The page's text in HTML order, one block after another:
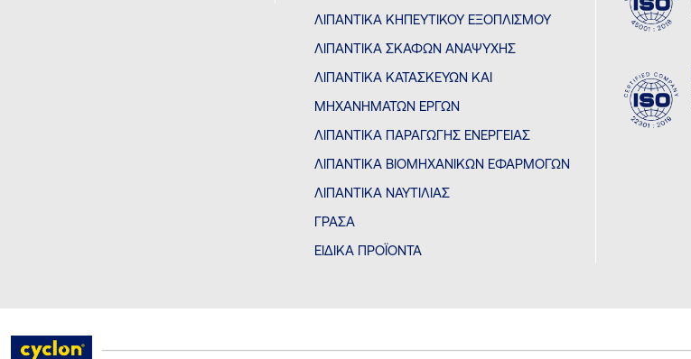
ΛΙΠΑΝΤΙΚΆ ΚΗΠΕΥΤΙΚΟΎ ΕΞΟΠΛΙΣΜΟΎ
ΛΙΠΑΝΤΙΚΆ ΣΚΑΦΏΝ ΑΝΑΨΥΧΉΣ
ΛΙΠΑΝΤΙΚΆ ΚΑΤΑΣΚΕΥΏΝ ΚΑΙ
ΜΗΧΑΝΗΜΆΤΩΝ ΈΡΓΩΝ
ΛΙΠΑΝΤΙΚΆ ΠΑΡΑΓΩΓΉΣ ΕΝΈΡΓΕΙΑΣ
ΛΙΠΑΝΤΙΚΆ ΒΙΟΜΗΧΑΝΙΚΏΝ ΕΦΑΡΜΟΓΏΝ
ΛΙΠΑΝΤΙΚΆ ΝΑΥΤΙΛΊΑΣ
ΓΡΆΣΑ
ΕΙΔΙΚΆ ΠΡΟΪΌΝΤΑ